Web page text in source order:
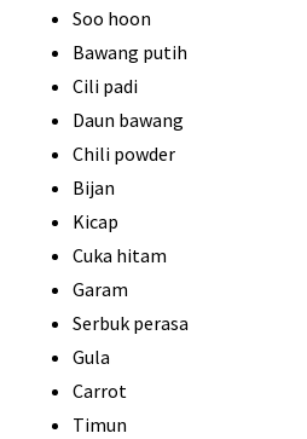
Soo hoon
Bawang putih
Cili padi
Daun bawang
Chili powder
Bijan
Kicap
Cuka hitam
Garam
Serbuk perasa
Gula
Carrot
Timun